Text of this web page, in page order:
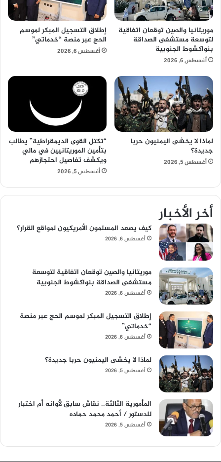
موريتانيا والصين توقعان اتفاقية
لتوسعة مستشفى الصداقة
بنواكشوط الجنوبية
أغسطس 6, 2026
إطلاق التسجيل المبكر لموسم
الحج عبر منصة “خدماتي”
أغسطس 6, 2026
لماذا لا يخشى اليمنيون حربا
جديدة؟
أغسطس 5, 2026
“تكتل القوى الديمقراطية” يطالب
بتأمين الموريتانيين في مالي
ويكشف تفاصيل احتجازهم
أغسطس 5, 2026
أخر الأخبار
كيف يصعد المسلمون الأمريكيون لمواقع القرار؟
أغسطس 6, 2026
موريتانيا والصين توقعان اتفاقية لتوسعة
مستشفى الصداقة بنواكشوط الجنوبية
أغسطس 6, 2026
إطلاق التسجيل المبكر لموسم الحج عبر منصة
“خدماتي”
أغسطس 6, 2026
لماذا لا يخشى اليمنيون حربا جديدة؟
أغسطس 5, 2026
المأمورية الثالثة.. نقاش سابق لأوانه أم اختبار
للدستور / أحمد محمد حماده
أغسطس 5, 2026